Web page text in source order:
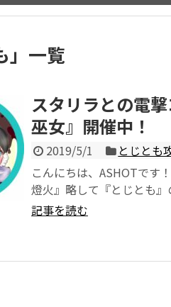
」 一覧
スタリラとの電
巫女』開催中！
2019/5/1 とじとも
こんにちは、ASHOTで
燈火』略して『とじとも
記事を読む